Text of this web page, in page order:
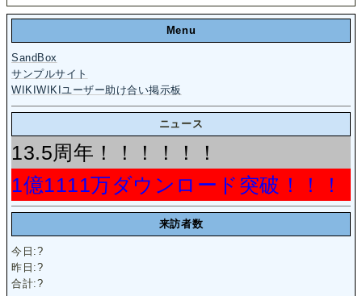
Menu
SandBox
サンプルサイト
WIKIWIKIユーザー助け合い掲示板
ニュース
13.5周年！！！！！！
1億1111万ダウンロード突破！！！
来訪者数
今日:?
昨日:?
合計:?